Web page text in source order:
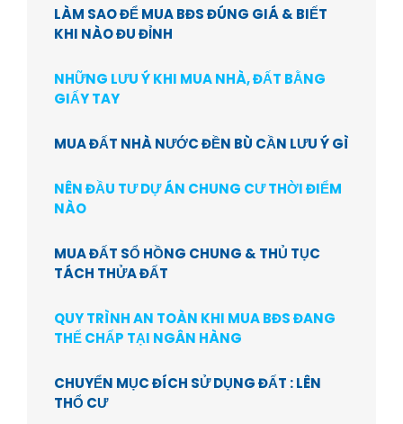
LÀM SAO ĐỂ MUA BĐS ĐÚNG GIÁ & BIẾT
KHI NÀO ĐU ĐỈNH
NHỮNG LƯU Ý KHI MUA NHÀ, ĐẤT BẰNG
GIẤY TAY
MUA ĐẤT NHÀ NƯỚC ĐỀN BÙ CẦN LƯU Ý GÌ
NÊN ĐẦU TƯ DỰ ÁN CHUNG CƯ THỜI ĐIỂM
NÀO
MUA ĐẤT SỔ HỒNG CHUNG & THỦ TỤC
TÁCH THỬA ĐẤT
QUY TRÌNH AN TOÀN KHI MUA BĐS ĐANG
THẾ CHẤP TẠI NGÂN HÀNG
CHUYỂN MỤC ĐÍCH SỬ DỤNG ĐẤT : LÊN
THỔ CƯ